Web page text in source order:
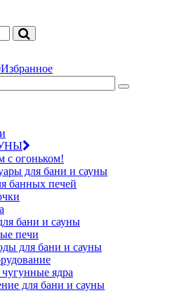
Избранное
с огоньком!
для бани и сауны
банных печей
бани и сауны
печи
для бани и сауны
ядра
для бани и сауны